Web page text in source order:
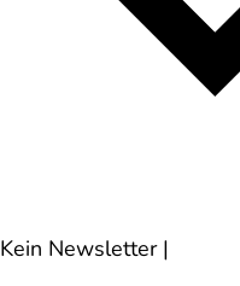
Kein Newsletter |